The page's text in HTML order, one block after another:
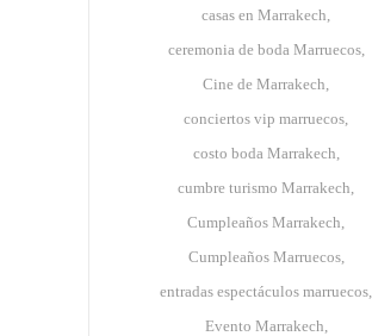
casas en Marrakech
ceremonia de boda Marruecos
Cine de Marrakech
conciertos vip marruecos
costo boda Marrakech
cumbre turismo Marrakech
Cumpleaños Marrakech
Cumpleaños Marruecos
entradas espectáculos marruecos
Evento Marrakech